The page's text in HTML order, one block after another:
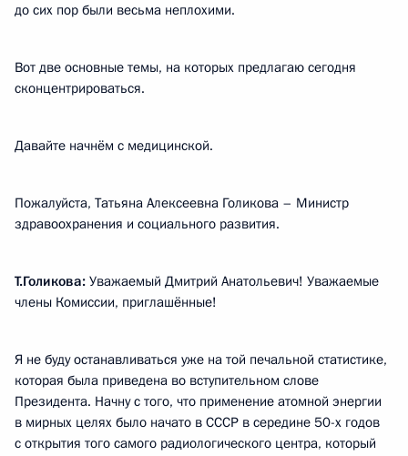
до сих пор были весьма неплохими.
Вот две основные темы, на которых предлагаю сегодня
сконцентрироваться.
Давайте начнём с медицинской.
Пожалуйста, Татьяна Алексеевна Голикова – Министр
здравоохранения и социального развития.
Т.Голикова: Уважаемый Дмитрий Анатольевич! Уважаемые
члены Комиссии, приглашённые!
Я не буду останавливаться уже на той печальной статистике,
которая была приведена во вступительном слове
Президента. Начну с того, что применение атомной энергии
в мирных целях было начато в СССР в середине 50-х годов
с открытия того самого радиологического центра, который